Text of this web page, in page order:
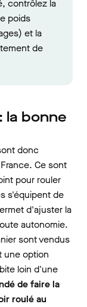
contrôlez la
poids
et la
de
la bonne
donc
Ce sont
pour rouler
s'équipent de
d'ajuster la
autonomie.
sont vendus
une option
loin d'une
de faire la
roulé au